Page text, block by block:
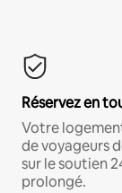
Réservez en
Votre
de voyageurs
sur le soutien
prolongé.